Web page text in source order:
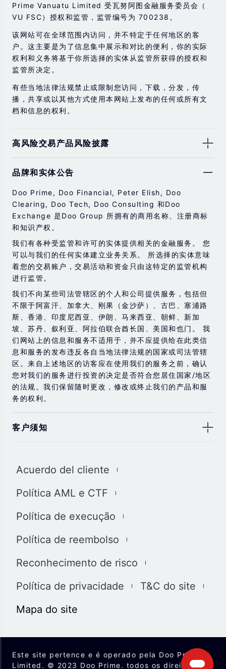
Prime Vanuatu Limited 受瓦努阿图金融服务委员会（
VU FSC）授权和监管，监管编号为 700238。
该网站可在全球范围内访问，并不特定于任何地区的客
户。这主要是为了信息集中展示和对比的便利，你的实际
权利和义务将基于你所选择的实体从监管所获得的授权和
监管所决定。
有些当地法律法规禁止或限制您访问，下载，分发，传
播，共享或以其他方式使用本网站上发布的任何或所有文
档和信息的权利。
高风险交易产品风险披露
券，期货，差价合约和其他金融产品交易涉及高风险，可
过去的投资表现并不代表其未来的表现。
在与我们进行任何交易之前，请确保您完全了解使用相应
金融工具进行交易的风险。 如果您不了解此处说明的风
险，则应寻求独立的专业建议。
品牌和实体公告
Doo Prime, Doo Financial, Peter Elish, Doo
Clearing, Doo Tech, Doo Consulting 和Doo
Exchange 是Doo Group 所拥有的商用名称、注册商标
和知识产权。
我们有各种受监管和许可的实体提供相关的金融服务。 您
可以与我们的任何实体建立业务关系。 所选择的实体意味
着您的交易账户，交易活动和资金只由这特定的监管机构
进行监管。
我们不向某些司法管辖区的个人和公司提供服务，包括但
不限于阿富汗、加拿大、刚果（金沙萨）、古巴、塞浦路
斯、香港、印度尼西亚、伊朗、马来西亚、朝鲜、新加
坡、苏丹、叙利亚、阿拉伯联合酋长国、美国和也门。 我
们网站上的信息和服务不适用于，并不应提供给在此类信
息和服务的发布违反各自当地法律法规的国家或司法管辖
区。来自上述地区的访客应在使用我们的服务之前，确认
您对我们的服务进行投资的决定是否符合您居住国家/地区
的法规。我们保留随时更改，修改或终止我们的产品和服
务的权利。
客户须知
息，材料或第三方材料（“材料”）仅供参考。 该材料仅被
的投资建议和/或投资推荐。 尽管我们已尽一切合理的努力
和保证，如果所提供信息的任何不准确和不完整，我们也
损失或损害赔偿。 未经我们的同意，您只能将该材料用于
我们使用我们网站上的cookies来根据您的喜好自定义我
已经阅读并同意上述详细信息，并同意我们使用
Acuerdo del cliente
Política AML e CTF
Política de execução
Política de reembolso
Reconhecimento de risco
Política de privacidade
T&C do site
Mapa do site
Este site pertence e é operado pela Doo Prime
Limited. © 2023 Doo Prime. todos os direitos